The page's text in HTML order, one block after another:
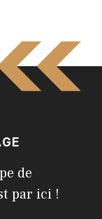
de
par ici !